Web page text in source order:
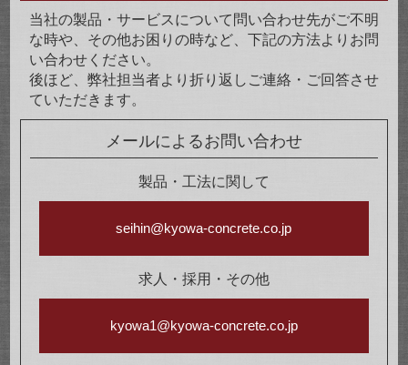
当社の製品・サービスについて問い合わせ先がご不明
な時や、その他お困りの時など、下記の方法よりお問
い合わせください。
後ほど、弊社担当者より折り返しご連絡・ご回答させ
ていただきます。
メールによるお問い合わせ
製品・工法に関して
seihin@kyowa-concrete.co.jp
求人・採用・その他
kyowa1@kyowa-concrete.co.jp